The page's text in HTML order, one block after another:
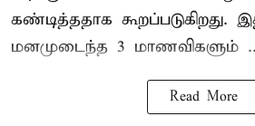
கண்டித்ததாக கூறப்படுகிறது.
மனமுடைந்த 3 மாணவிகளும்
Read More